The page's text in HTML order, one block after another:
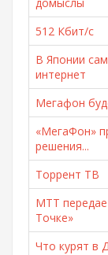
512 Кбит/с
В Японии
интернет
Мегафон
«МегаФон»
решения...
Торрент ТВ
МТТ
Точке»
Что курят в